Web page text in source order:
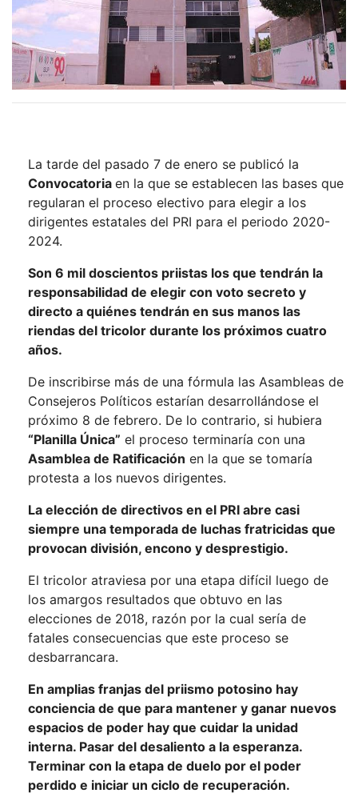
La tarde del pasado 7 de enero se publicó la
Convocatoria en la que se establecen las bases que
regularan el proceso electivo para elegir a los
dirigentes estatales del PRI para el periodo 2020-
2024.
Son 6 mil doscientos priistas los que tendrán la
responsabilidad de elegir con voto secreto y
directo a quiénes tendrán en sus manos las
riendas del tricolor durante los próximos cuatro
años.
De inscribirse más de una fórmula las Asambleas de
Consejeros Políticos estarían desarrollándose el
próximo 8 de febrero. De lo contrario, si hubiera
“Planilla Única” el proceso terminaría con una
Asamblea de Ratificación en la que se tomaría
protesta a los nuevos dirigentes.
La elección de directivos en el PRI abre casi
siempre una temporada de luchas fratricidas que
provocan división, encono y desprestigio.
El tricolor atraviesa por una etapa difícil luego de
los amargos resultados que obtuvo en las
elecciones de 2018, razón por la cual sería de
fatales consecuencias que este proceso se
desbarrancara.
En amplias franjas del priismo potosino hay
conciencia de que para mantener y ganar nuevos
espacios de poder hay que cuidar la unidad
interna. Pasar del desaliento a la esperanza.
Terminar con la etapa de duelo por el poder
perdido e iniciar un ciclo de recuperación.